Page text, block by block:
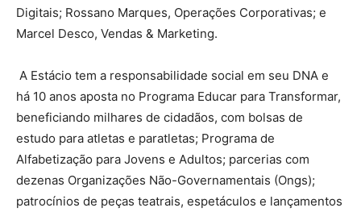
Digitais; Rossano Marques, Operações Corporativas; e
Marcel Desco, Vendas & Marketing.
A Estácio tem a responsabilidade social em seu DNA e
há 10 anos aposta no Programa Educar para Transformar,
beneficiando milhares de cidadãos, com bolsas de
estudo para atletas e paratletas; Programa de
Alfabetização para Jovens e Adultos; parcerias com
dezenas Organizações Não-Governamentais (Ongs);
patrocínios de peças teatrais, espetáculos e lançamentos